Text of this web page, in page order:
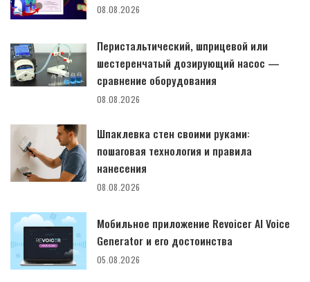
08.08.2026
Перистальтический, шприцевой или
шестеренчатый дозирующий насос —
сравнение оборудования
08.08.2026
Шпаклевка стен своими руками:
пошаговая технология и правила
нанесения
08.08.2026
Мобильное приложение Revoicer AI Voice
Generator и его достоинства
05.08.2026